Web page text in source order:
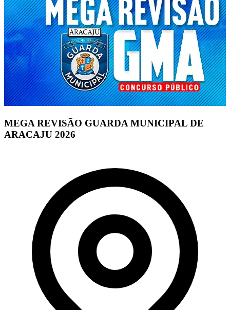
MEGA REVISÃO GUARDA MUNICIPAL DE
ARACAJU 2026